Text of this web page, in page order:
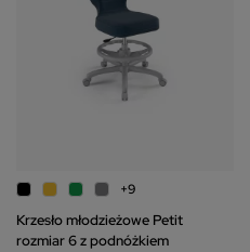
+9
Krzesło młodzieżowe Petit
rozmiar 6 z podnóżkiem